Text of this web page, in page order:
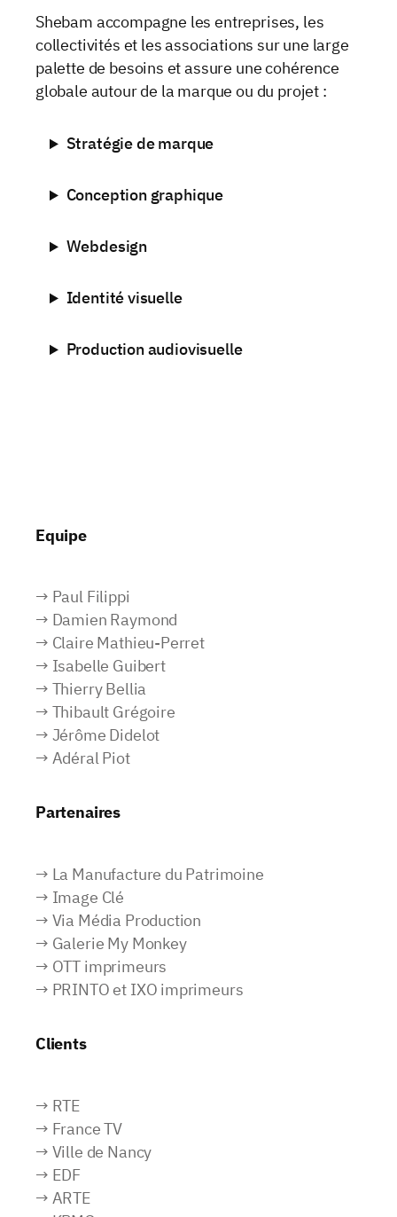
Shebam accompagne les entreprises, les
collectivités et les associations sur une large
palette de besoins et assure une cohérence
globale autour de la marque ou du projet :
Stratégie de marque
Conception graphique
Webdesign
Identité visuelle
Production audiovisuelle
Equipe
→ Paul Filippi
→ Damien Raymond
→ Claire Mathieu-Perret
→ Isabelle Guibert
→ Thierry Bellia
→ Thibault Grégoire
→ Jérôme Didelot
→ Adéral Piot
Partenaires
→ La Manufacture du Patrimoine
→ Image Clé
→ Via Média Production
→ Galerie My Monkey
→ OTT imprimeurs
→ PRINTO et IXO imprimeurs
Clients
→ RTE
→ France TV
→ Ville de Nancy
→ EDF
→ ARTE